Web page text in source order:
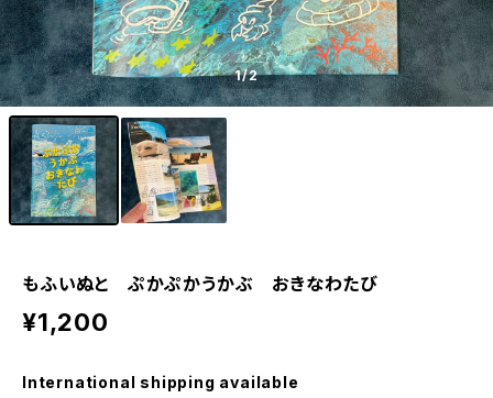
1/2
もふいぬと ぷかぷかうかぶ おきなわたび
¥1,200
International shipping available